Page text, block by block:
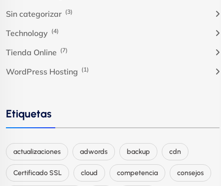
Sin categorizar (3)
Technology (4)
Tienda Online (7)
WordPress Hosting (1)
Etiquetas
actualizaciones adwords backup cdn
Certificado SSL cloud competencia consejos